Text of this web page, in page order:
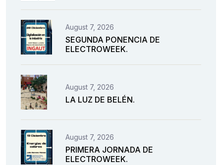
August 7, 2026
SEGUNDA PONENCIA DE
ELECTROWEEK.
August 7, 2026
LA LUZ DE BELÉN.
August 7, 2026
PRIMERA JORNADA DE
ELECTROWEEK.